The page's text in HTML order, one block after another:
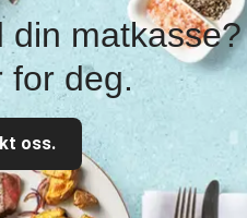
din matkasse?
for deg.
oss.